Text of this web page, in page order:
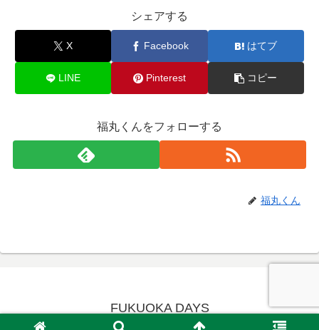
シェアする
X Facebook はてブ
LINE Pinterest コピー
福丸くんをフォローする
福丸くん
FUKUOKA DAYS